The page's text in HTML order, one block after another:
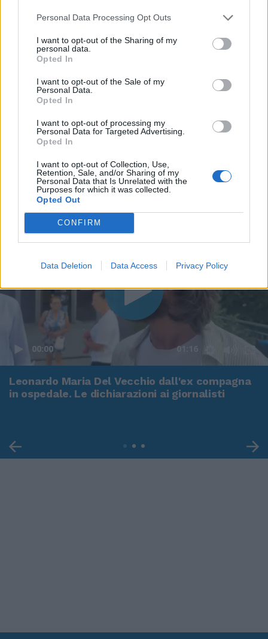
Personal Data Processing Opt Outs
I want to opt-out of the Sharing of my
personal data.
Opted In
I want to opt-out of the Sale of my
Personal Data.
Opted In
I want to opt-out of processing my
Personal Data for Targeted Advertising.
Opted In
I want to opt-out of Collection, Use,
Retention, Sale, and/or Sharing of my
Personal Data that Is Unrelated with the
Purposes for which it was collected.
Opted Out
CONFIRM
Data Deletion Data Access Privacy Policy
00:00 01:16
Leonardo Maria Del Vecchio dall'ex compagna
in ospedale. Le dichiarazioni ai giornalisti